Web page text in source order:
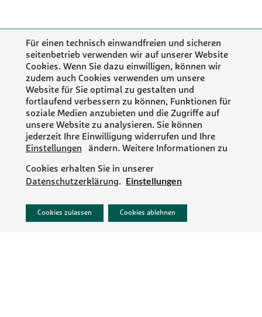
IMPRESSUM
Für einen technisch einwandfreien und sicheren
seitenbetrieb verwenden wir auf unserer Website
Cookies. Wenn Sie dazu einwilligen, können wir
zudem auch Cookies verwenden um unsere
Website für Sie optimal zu gestalten und
fortlaufend verbessern zu können, Funktionen für
soziale Medien anzubieten und die Zugriffe auf
unsere Website zu analysieren. Sie können
jederzeit Ihre Einwilligung widerrufen und Ihre
Einstellungen
ändern. Weitere Informationen zu
Cookies erhalten Sie in unserer
Datenschutzerklärung. Einstellungen
Cookies zulassen Cookies ablehnen